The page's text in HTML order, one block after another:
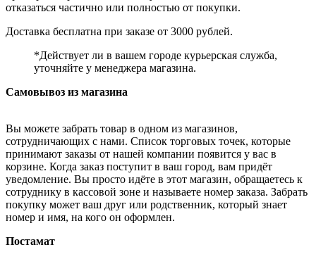
отказаться частично или полностью от покупки.
Доставка бесплатна при заказе от 3000 рублей.
*Действует ли в вашем городе курьерская служба,
уточняйте у менеджера магазина.
Самовывоз из магазина
Вы можете забрать товар в одном из магазинов,
сотрудничающих с нами. Список торговых точек, которые
принимают заказы от нашей компании появится у вас в
корзине. Когда заказ поступит в ваш город, вам придёт
уведомление. Вы просто идёте в этот магазин, обращаетесь к
сотруднику в кассовой зоне и называете номер заказа. Забрать
покупку может ваш друг или родственник, который знает
номер и имя, на кого он оформлен.
Постамат